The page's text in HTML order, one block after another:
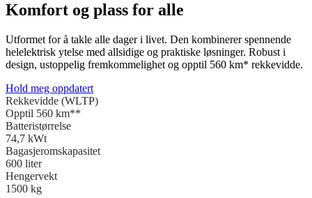
Komfort og plass for alle
Utformet for å takle alle dager i livet. Den kombinerer spennende
helelektrisk ytelse med allsidige og praktiske løsninger. Robust i
design, ustoppelig fremkommelighet og opptil 560 km* rekkevidde.
Hold meg oppdatert
Rekkevidde (WLTP)
Opptil 560 km**
Batteristørrelse
74,7 kWt
Bagasjeromskapasitet
600 liter
Hengervekt
1500 kg